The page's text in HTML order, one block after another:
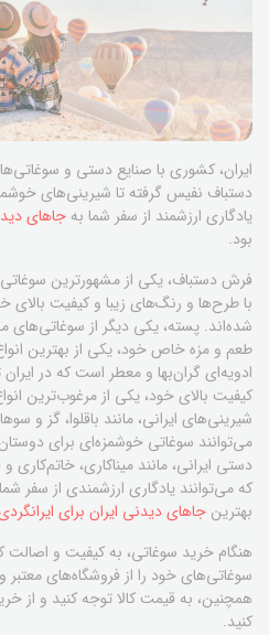
ایران، کشوری با صنایع دستی و
دستباف نفیس گرفته تا شیرینی‌های
یادگاری ارزشمند از سفر شما به جاهای
بود.
فرش دستباف، یکی از مشهورترین
با طرح‌ها و رنگ‌های زیبا و کیفیت بالای
شده‌اند. پسته، یکی دیگر از سوغاتی‌های
طعم و مزه خاص خود، یکی از بهترین
ادویه‌ای گران‌بها و معطر است که در ایران
کیفیت بالای خود، یکی از مرغوب‌ترین
شیرینی‌های ایرانی، مانند باقلوا، گز و
می‌توانند سوغاتی خوشمزه‌ای برای
دستی ایرانی، مانند میناکاری، خاتم‌کاری
که می‌توانند یادگاری ارزشمندی از سفر
بهترین جاهای دیدنی ایران برای
هنگام خرید سوغاتی، به کیفیت و اصالت
سوغاتی‌های خود را از فروشگاه‌های
همچنین، به قیمت کالا توجه کنید و از
کنید.